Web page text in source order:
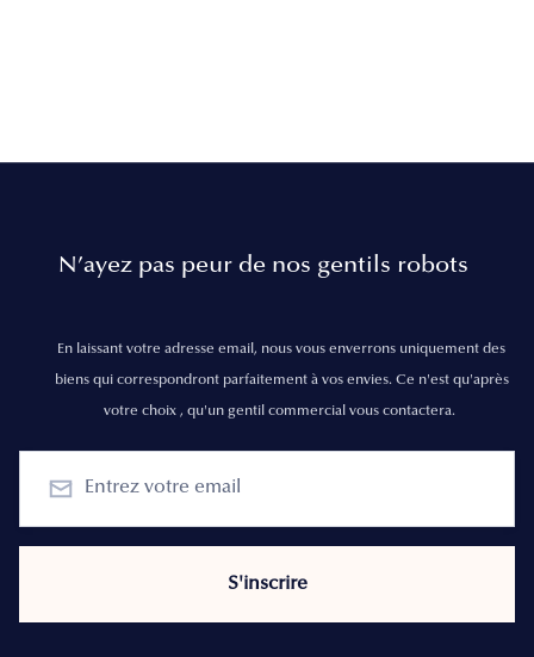
N’ayez pas peur de nos gentils robots
En laissant votre adresse email, nous vous enverrons uniquement des
biens qui correspondront parfaitement à vos envies. Ce n'est qu'après
votre choix , qu'un gentil commercial vous contactera.